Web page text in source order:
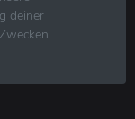
deiner